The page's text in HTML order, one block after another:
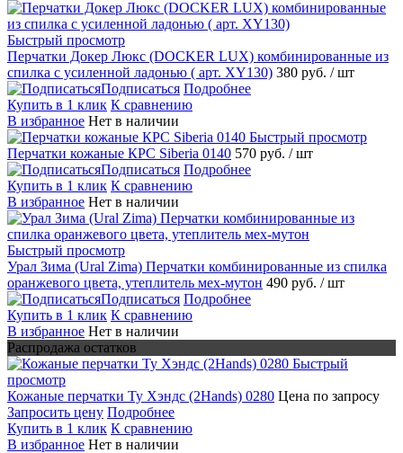
Быстрый просмотр
Перчатки Докер Люкс (DOCKER LUX) комбинированные из
спилка c усиленной ладонью ( арт. XY130) 380 руб. / шт
Подписаться Подробнее
Купить в 1 клик К сравнению
В избранное Нет в наличии
Быстрый просмотр
Перчатки кожаные КРС Siberia 0140 570 руб. / шт
Подписаться Подробнее
Купить в 1 клик К сравнению
В избранное Нет в наличии
Быстрый просмотр
Урал Зима (Ural Zima) Перчатки комбинированные из спилка
оранжевого цвета, утеплитель мех-мутон 490 руб. / шт
Подписаться Подробнее
Купить в 1 клик К сравнению
В избранное Нет в наличии
Распродажа остатков
Быстрый
просмотр
Кожаные перчатки Ту Хэндс (2Hands) 0280 Цена по запросу
Запросить цену Подробнее
Купить в 1 клик К сравнению
В избранное Нет в наличии